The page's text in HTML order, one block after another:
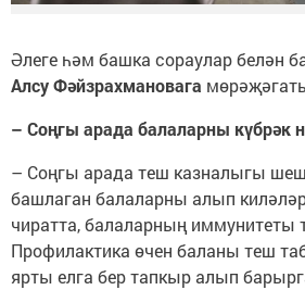
Әлеге һәм башка сораулар белән
Алсу Фәйзрахмановага
– Соңгы арада балаларны күбрәк
– Соңгы арада теш казналыгы
башлаган балаларны алып
чиратта, балаларның иммунитеты
Профилактика өчен баланы теш
ярты елга бер тапкыр алып